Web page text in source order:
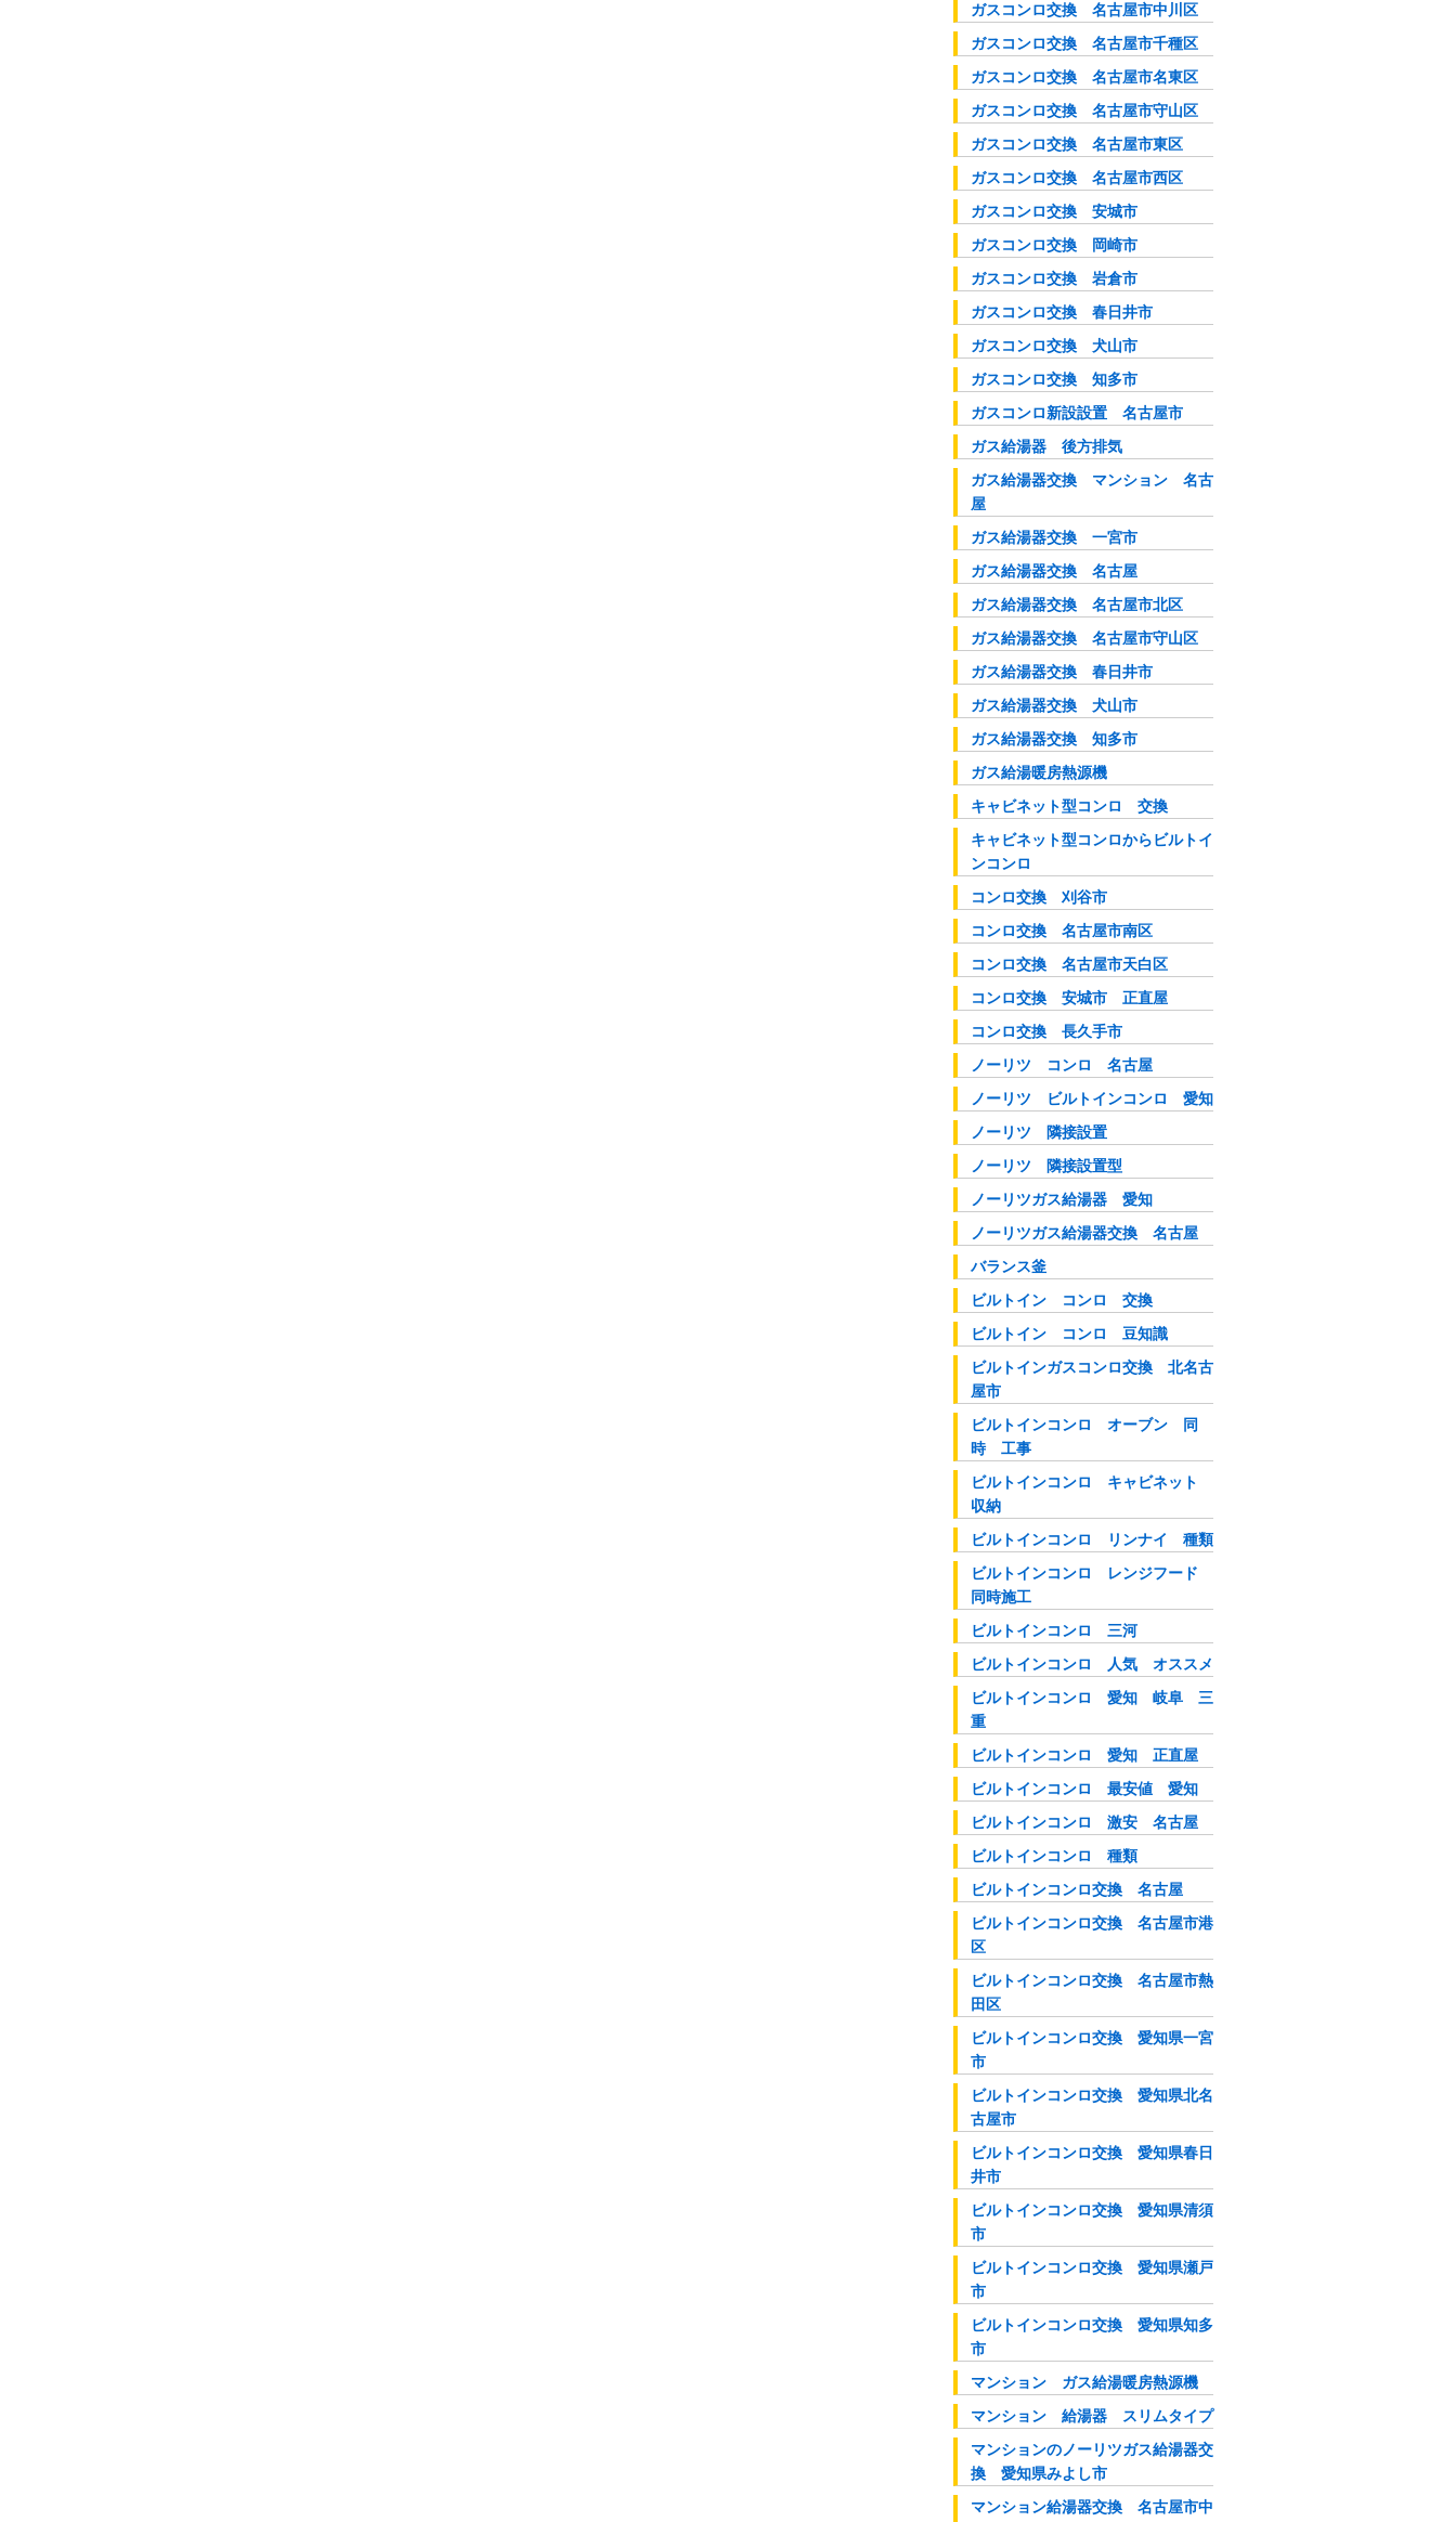
ガスコンロ交換 名古屋市中川区
ガスコンロ交換 名古屋市千種区
ガスコンロ交換 名古屋市名東区
ガスコンロ交換 名古屋市守山区
ガスコンロ交換 名古屋市東区
ガスコンロ交換 名古屋市西区
ガスコンロ交換 安城市
ガスコンロ交換 岡崎市
ガスコンロ交換 岩倉市
ガスコンロ交換 春日井市
ガスコンロ交換 犬山市
ガスコンロ交換 知多市
ガスコンロ新設設置 名古屋市
ガス給湯器 後方排気
ガス給湯器交換 マンション 名古
屋
ガス給湯器交換 一宮市
ガス給湯器交換 名古屋
ガス給湯器交換 名古屋市北区
ガス給湯器交換 名古屋市守山区
ガス給湯器交換 春日井市
ガス給湯器交換 犬山市
ガス給湯器交換 知多市
ガス給湯暖房熱源機
キャビネット型コンロ 交換
キャビネット型コンロからビルトイ
ンコンロ
コンロ交換 刈谷市
コンロ交換 名古屋市南区
コンロ交換 名古屋市天白区
コンロ交換 安城市 正直屋
コンロ交換 長久手市
ノーリツ コンロ 名古屋
ノーリツ ビルトインコンロ 愛知
ノーリツ 隣接設置
ノーリツ 隣接設置型
ノーリツガス給湯器 愛知
ノーリツガス給湯器交換 名古屋
バランス釜
ビルトイン コンロ 交換
ビルトイン コンロ 豆知識
ビルトインガスコンロ交換 北名古
屋市
ビルトインコンロ オーブン 同
時 工事
ビルトインコンロ キャビネット
収納
ビルトインコンロ リンナイ 種類
ビルトインコンロ レンジフード
同時施工
ビルトインコンロ 三河
ビルトインコンロ 人気 オススメ
ビルトインコンロ 愛知 岐阜 三
重
ビルトインコンロ 愛知 正直屋
ビルトインコンロ 最安値 愛知
ビルトインコンロ 激安 名古屋
ビルトインコンロ 種類
ビルトインコンロ交換 名古屋
ビルトインコンロ交換 名古屋市港
区
ビルトインコンロ交換 名古屋市熱
田区
ビルトインコンロ交換 愛知県一宮
市
ビルトインコンロ交換 愛知県北名
古屋市
ビルトインコンロ交換 愛知県春日
井市
ビルトインコンロ交換 愛知県清須
市
ビルトインコンロ交換 愛知県瀬戸
市
ビルトインコンロ交換 愛知県知多
市
マンション ガス給湯暖房熱源機
マンション 給湯器 スリムタイプ
マンションのノーリツガス給湯器交
換 愛知県みよし市
マンション給湯器交換 名古屋市中